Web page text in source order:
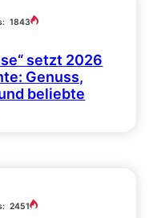
1843
setzt 2026
Genuss,
beliebte
2451